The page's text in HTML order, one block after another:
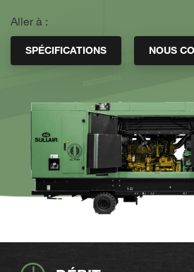
Aller à :
SPÉCIFICATIONS NOUS